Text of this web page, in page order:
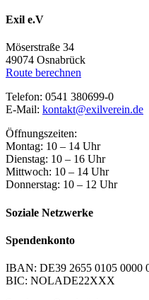
Exil e.V
Möserstraße 34
49074 Osnabrück
Route berechnen
Telefon: 0541 380699-0
E-Mail: kontakt@exilverein.de
Öffnungszeiten:
Montag: 10 – 14 Uhr
Dienstag: 10 – 16 Uhr
Mittwoch: 10 – 14 Uhr
Donnerstag: 10 – 12 Uhr
Soziale Netzwerke
Spendenkonto
IBAN: DE39 2655 0105 0000
BIC: NOLADE22XXX